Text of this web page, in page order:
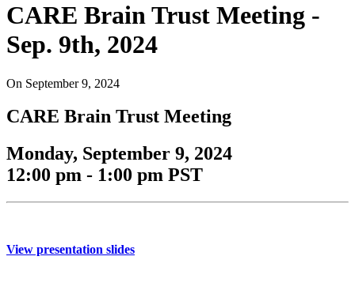
CARE Brain Trust Meeting -
Sep. 9th, 2024
On September 9, 2024
CARE Brain Trust Meeting
Monday, September 9, 2024
12:00 pm - 1:00 pm PST
View presentation slides